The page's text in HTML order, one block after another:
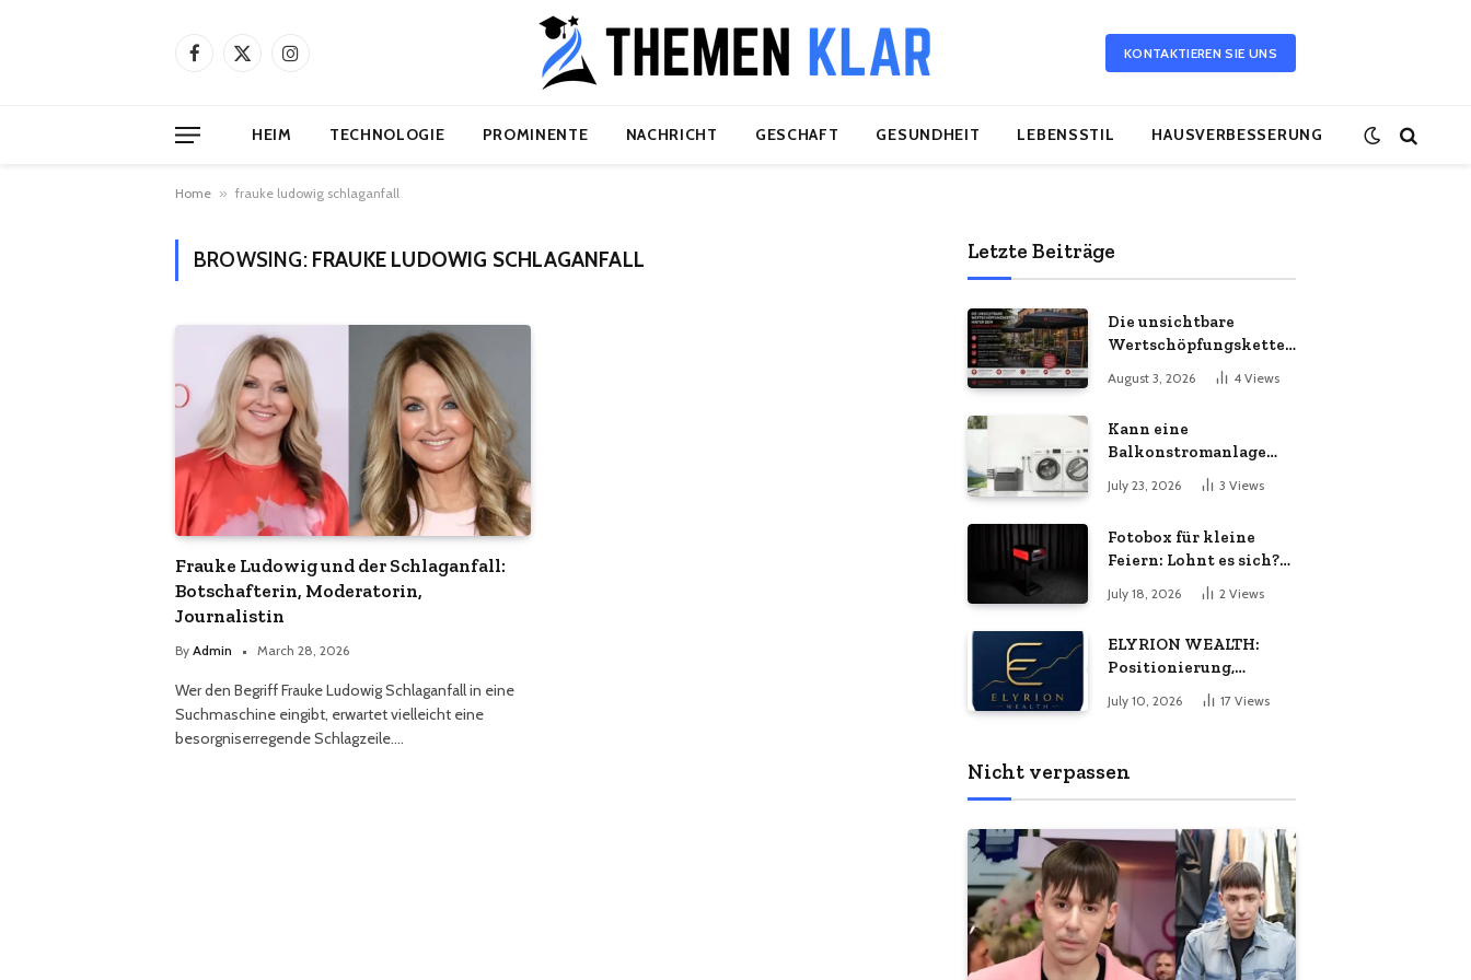
Facebook
X
Instagram KONTAKTIEREN SIE UNS
HEIM TECHNOLOGIE PROMINENTE NACHRICHT GESCHAFT GESUNDHEIT LEBENSSTIL HAUSVERBESSERUNG
Home » frauke ludowig schlaganfall
BROWSING: FRAUKE LUDOWIG SCHLAGANFALL
Frauke Ludowig und der Schlaganfall:
Botschafterin, Moderatorin,
Journalistin
By Admin March 28, 2026
Wer den Begriff Frauke Ludowig Schlaganfall in eine
Suchmaschine eingibt, erwartet vielleicht eine
besorgniserregende Schlagzeile.…
Letzte Beiträge
Die unsichtbare
Wertschöpfungskette
Sonnenschirm: Was
Fertigung und
unternehmerische
Kontinuität wirklich
August 3, 2026 4 Views
Kann eine
Balkonstromanlage
Energiebedarf
July 23, 2026 3 Views
Fotobox für kleine
Feiern: Lohnt es sich?
Vorteile, Kosten &
Tipps
July 18, 2026 2 Views
ELYRION WEALTH:
Positionierung,
Philosophie und das
Versprechen
July 10, 2026 17 Views
Nicht verpassen